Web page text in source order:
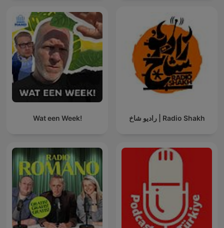
Wat een Week! رادیو شاخ | Radio Shakh